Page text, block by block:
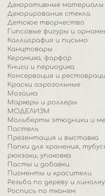
Декоративные материалы
Декорирование стекла
Детское творчество
Гипсовые фигуры и
Каллиграфия и письмо
Канцтовары
Керамика, фарфор
Книги и периодика
Консервация и
Краски аэрозольные
Мозаика
Маркеры и роллеры
МОДЕЛИЗМ
Мольберты этюдники и
Пастель
Презентация и выставка
Папки для хранения,
рюкзаки, упаковка
Пасты и добавки
Пигменты и красители
Резьба по дереву и
Роспись по тканям